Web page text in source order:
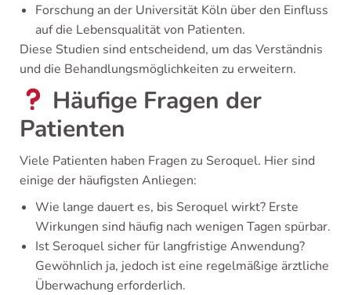
Forschung an der Universität Köln über den Einfluss
auf die Lebensqualität von Patienten.
Diese Studien sind entscheidend, um das Verständnis
und die Behandlungsmöglichkeiten zu erweitern.
Häufige Fragen der
Patienten
Viele Patienten haben Fragen zu Seroquel. Hier sind
einige der häufigsten Anliegen:
Wie lange dauert es, bis Seroquel wirkt? Erste
Wirkungen sind häufig nach wenigen Tagen spürbar.
Ist Seroquel sicher für langfristige Anwendung?
Gewöhnlich ja, jedoch ist eine regelmäßige ärztliche
Überwachung erforderlich.